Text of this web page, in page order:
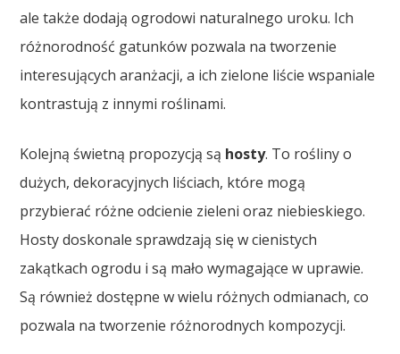
ale także dodają ogrodowi naturalnego uroku. Ich
różnorodność gatunków pozwala na tworzenie
interesujących aranżacji, a ich zielone liście wspaniale
kontrastują z innymi roślinami.
Kolejną świetną propozycją są hosty. To rośliny o
dużych, dekoracyjnych liściach, które mogą
przybierać różne odcienie zieleni oraz niebieskiego.
Hosty doskonale sprawdzają się w cienistych
zakątkach ogrodu i są mało wymagające w uprawie.
Są również dostępne w wielu różnych odmianach, co
pozwala na tworzenie różnorodnych kompozycji.